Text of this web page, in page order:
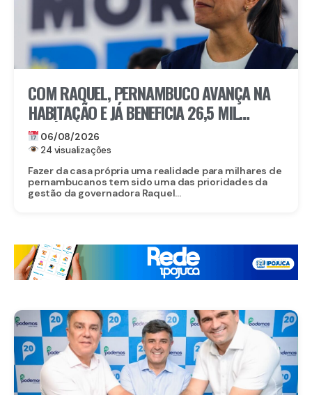
COM RAQUEL, PERNAMBUCO AVANÇA NA
HABITAÇÃO E JÁ BENEFICIA 26,5 MIL
FAMÍLIAS COM O MORAR BEM – ENTRADA
GARANTIDA
06/08/2026
24 visualizações
Fazer da casa própria uma realidade para milhares de
pernambucanos tem sido uma das prioridades da
gestão da governadora Raquel...